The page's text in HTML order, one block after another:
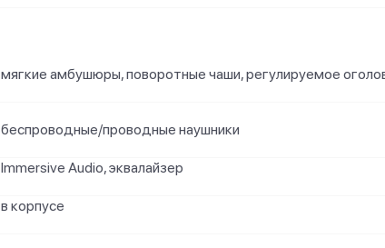
мягкие амбушюры, поворотные чаши, регулируемое
беспроводные/проводные наушники
Immersive Audio, эквалайзер
в корпусе